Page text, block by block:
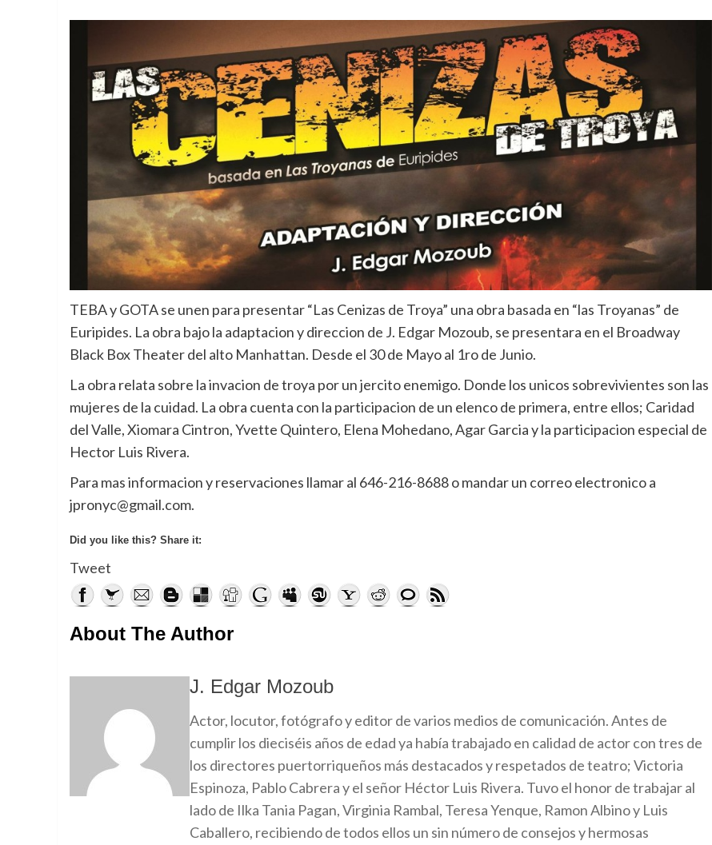
TEBA y GOTA se unen para presentar “Las Cenizas de Troya” una obra basada en “las Troyanas” de
Euripides. La obra bajo la adaptacion y direccion de J. Edgar Mozoub, se presentara en el Broadway
Black Box Theater del alto Manhattan. Desde el 30 de Mayo al 1ro de Junio.
La obra relata sobre la invacion de troya por un jercito enemigo. Donde los unicos sobrevivientes son las
mujeres de la cuidad. La obra cuenta con la participacion de un elenco de primera, entre ellos; Caridad
del Valle, Xiomara Cintron, Yvette Quintero, Elena Mohedano, Agar Garcia y la participacion especial de
Hector Luis Rivera.
Para mas informacion y reservaciones llamar al 646-216-8688 o mandar un correo electronico a
jpronyc@gmail.com.
Did you like this? Share it:
Tweet
About The Author
J. Edgar Mozoub
Actor, locutor, fotógrafo y editor de varios medios de comunicación. Antes de
cumplir los dieciséis años de edad ya había trabajado en calidad de actor con tres de
los directores puertorriqueños más destacados y respetados de teatro; Victoria
Espinoza, Pablo Cabrera y el señor Héctor Luis Rivera. Tuvo el honor de trabajar al
lado de Ilka Tania Pagan, Virginia Rambal, Teresa Yenque, Ramon Albino y Luis
Caballero, recibiendo de todos ellos un sin número de consejos y hermosas